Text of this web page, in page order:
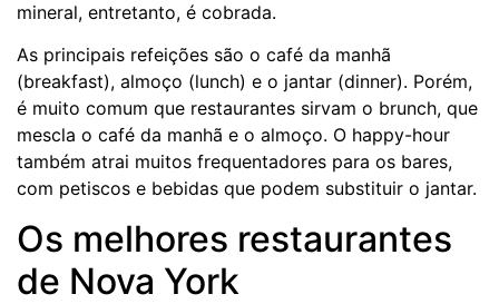
mineral, entretanto, é cobrada.
As principais refeições são o café da manhã
(breakfast), almoço (lunch) e o jantar (dinner). Porém,
é muito comum que restaurantes sirvam o brunch, que
mescla o café da manhã e o almoço. O happy-hour
também atrai muitos frequentadores para os bares,
com petiscos e bebidas que podem substituir o jantar.
Os melhores restaurantes
de Nova York